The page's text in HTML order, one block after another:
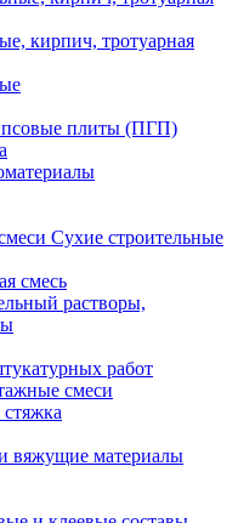
кирпич, тротуарная
плиты (ПГП)
Сухие строительные
смесь
растворы,
работ
смеси
вяжущие материалы